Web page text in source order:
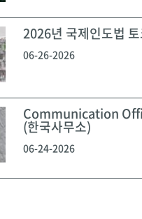
2026년 국제인도법
06-26-2026
Communication
(한국사무소)
06-24-2026